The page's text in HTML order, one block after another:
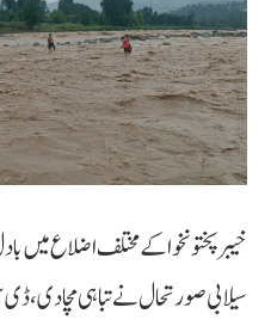
خیبرپختونخوا کے مختلف اضلاع میں
سیلابی صورتحال نے تباہی مچادی،